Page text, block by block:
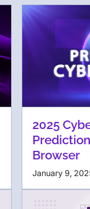
2025
Browser
January 9,